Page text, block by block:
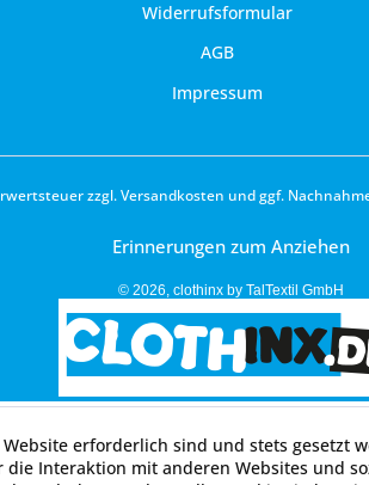
Widerrufsformular
AGB
Impressum
zzgl.Versandkosten und ggf.
Erinnerungen zum Anziehen
© 2026, clothinx by TalTextil GmbH
erforderlich sind und stets gesetzt
Interaktion mit anderen Websites und